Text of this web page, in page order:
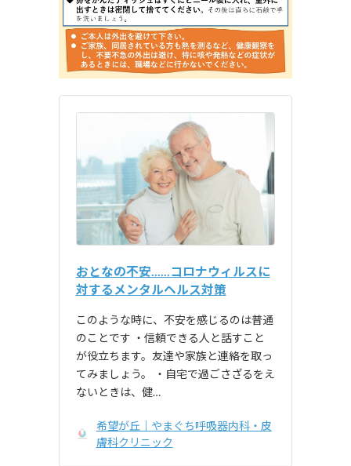
おとなの不安......コロナウィルスに
対するメンタルヘルス対策
このような時に、不安を感じるのは普通
のことです ・信頼できる人と話すこと
が役立ちます。友達や家族と連絡を取っ
てみましょう。 ・自宅で過ごさざるをえ
ないときは、健…
希望が丘｜やまぐち呼吸器内科・皮
膚科クリニック